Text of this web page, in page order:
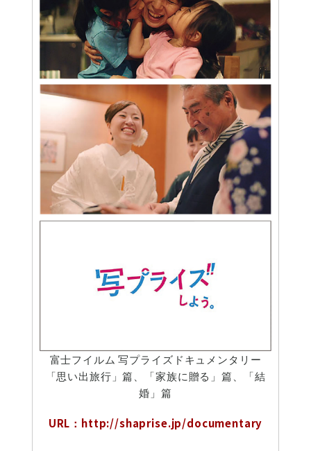
富士フイルム 写プライズドキュメンタリー
「思い出旅行」篇、「家族に贈る」篇、「結
婚」篇
URL：http://shaprise.jp/documentary